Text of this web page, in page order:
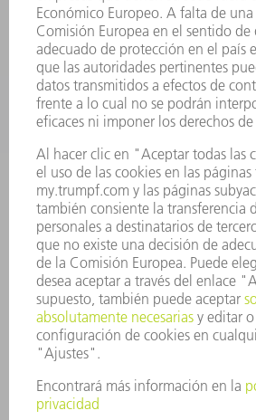
SERVICIOS
APLICACIONES
SECTORES
EMPRESA
CARRERA PROFESIONAL
OFERTAS DE TRABAJO
PERFIL DE LA EMPRESA
INFORME ANUAL
PRINCIPIOS CORPORATIVOS
CUMPLIMIENTO
SISTEMA DE INFORMADORES
SEGURIDAD
COMUNICADOS DE PRENSA
REVISTAS
SOSTENIBILIDAD
MEDIO AMBIENTE Y CLIMA
SOCIEDAD Y EMPRESA
GESTIÓN EMPRESARIAL